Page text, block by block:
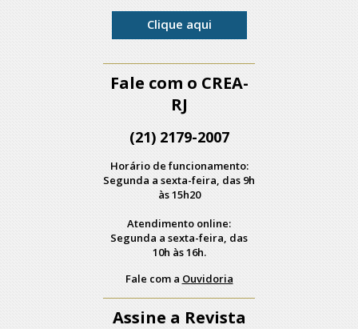
Clique aqui
Fale com o CREA-
RJ
(21) 2179-2007
Horário de funcionamento:
Segunda a sexta-feira, das 9h
às 15h20
Atendimento online:
Segunda a sexta-feira, das
10h às 16h.
Fale com a Ouvidoria
Assine a Revista